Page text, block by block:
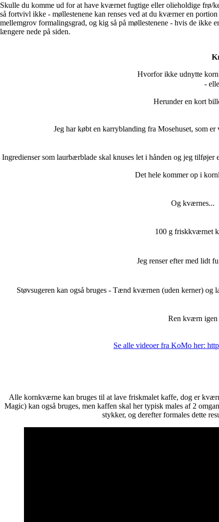
Skulle du komme ud for at have kværnet fugtige eller olieholdige frø/
så fortvivl ikke - møllestenene kan renses ved at du kværner en
mellemgrov formalingsgrad, og kig så på møllestenene - hvis de ikke
længere nede på siden.
Hvorfor ikke udnytte
-
Herunder en kort
Jeg har købt en karryblanding fra Mosehuset, som
Ingredienser som laurbærblade skal knuses let i hånden og jeg
Det hele kommer op i
Og kværnes...
100 g friskkværnet
Jeg renser efter med lidt
Støvsugeren kan også bruges - Tænd kværnen (uden kerner) og
Ren kværn igen
Se alle videoer fra KoMo her:
Alle kornkværne kan bruges til at lave friskmalet kaffe, dog er
Magic) kan også bruges, men kaffen skal her typisk males af 2
stykker, og derefter formales dette